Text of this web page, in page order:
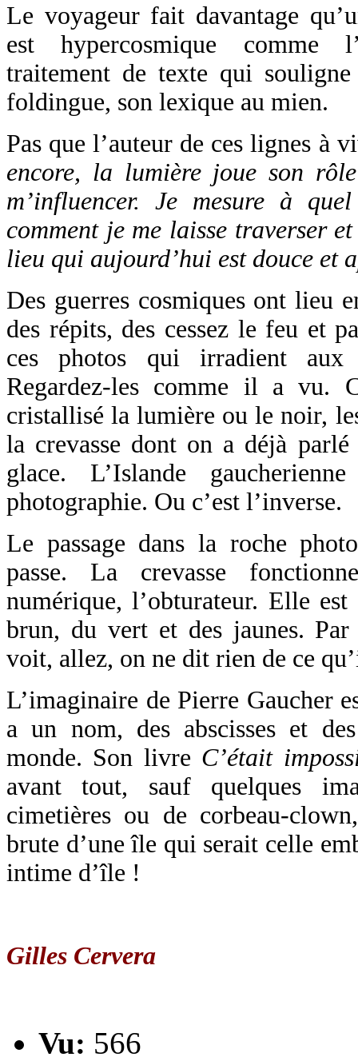
Le voyageur fait davantage
est hypercosmique comme
traitement de texte qui
foldingue, son lexique au mien.
Pas que l’auteur de ces lignes à
encore, la lumière joue son
m’influencer. Je mesure à
comment je me laisse traverser
lieu qui aujourd’hui est douce et
Des guerres cosmiques ont lieu
des répits, des cessez le feu et
ces photos qui irradient
Regardez-les comme il a vu.
cristallisé la lumière ou le noir,
la crevasse dont on a déjà
glace. L’Islande
photographie. Ou c’est l’inverse.
Le passage dans la roche
passe. La crevasse
numérique, l’obturateur. Elle
brun, du vert et des jaunes.
voit, allez, on ne dit rien de ce
L’imaginaire de Pierre Gaucher
a un nom, des abscisses et
monde. Son livre C’était
avant tout, sauf quelques
cimetières ou de corbeau-
brute d’une île qui serait celle
intime d’île !
Gilles Cervera
Vu: 566